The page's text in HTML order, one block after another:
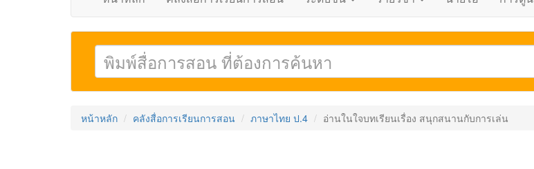
หน้าหลัก คลังสื่อการเรียนการสอน ภาษาไทย ป.4 อ่านในใจบทเรียนเรื่อง สนุกสนานกับการเล่น